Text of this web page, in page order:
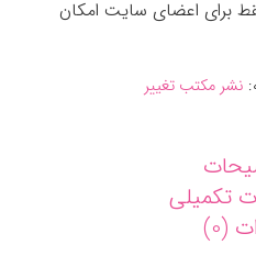
برای اعضای سایت امکان
نشر مکتب تغییر
تکمیلی
(0)